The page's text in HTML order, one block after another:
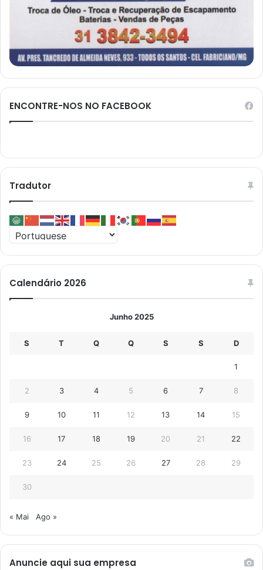
ENCONTRE-NOS NO FACEBOOK
Tradutor
Calendário 2026
Junho 2025
S T Q Q S S D
1
2 3 4 5 6 7 8
9 10 11 12 13 14 15
16 17 18 19 20 21 22
23 24 25 26 27 28 29
30
« Mai Ago »
Anuncie aqui sua empresa